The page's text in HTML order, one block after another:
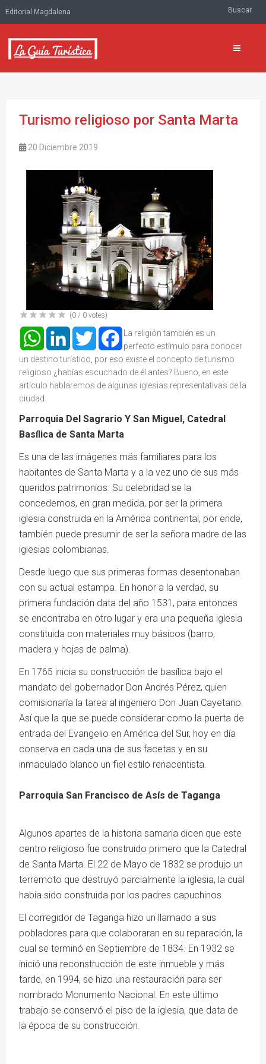
Editorial Magdalena Buscar
Turismo religioso por Santa Marta
20 Diciembre 2019
(0 / 0 votes)
WhatsAppLinkedInTwitter Facebook
La religión también es un
perfecto estímulo para conocer
un destino turístico, por eso existe el concepto de turismo
religioso ¿habías escuchado de él antes? Bueno, en este
artículo hablaremos de algunas iglesias representativas de la
ciudad.
Parroquia Del Sagrario Y San Miguel, Catedral
Basílica de Santa Marta
Es una de las imágenes más familiares para los
habitantes de Santa Marta y a la vez uno de sus más
queridos patrimonios. Su celebridad se la
concedemos, en gran medida, por ser la primera
iglesia construida en la América continental, por ende,
también puede presumir de ser la señora madre de las
iglesias colombianas.
Desde luego que sus primeras formas desentonaban
con su actual estampa. En honor a la verdad, su
primera fundación data del año 1531, para entonces
se encontraba en otro lugar y era una pequeña iglesia
constituida con materiales muy básicos (barro,
madera y hojas de palma).
En 1765 inicia su construcción de basílica bajo el
mandato del gobernador Don Andrés Pérez, quien
comisionaría la tarea al ingeniero Don Juan Cayetano.
Así que la que se puede considerar como la puerta de
entrada del Evangelio en América del Sur, hoy en día
conserva en cada una de sus facetas y en su
inmaculado blanco un fiel estilo renacentista.
Parroquia San Francisco de Asís de Taganga
Algunos apartes de la historia samaria dicen que este
centro religioso fue construido primero que la Catedral
de Santa Marta. El 22 de Mayo de 1832 se produjo un
terremoto que destruyó parcialmente la iglesia, la cual
había sido construida por los padres capuchinos.
El corregidor de Taganga hizo un llamado a sus
pobladores para que colaboraran en su reparación, la
cual se terminó en Septiembre de 1834. En 1932 se
inició una reconstrucción de este inmueble y más
tarde, en 1994, se hizo una restauración para ser
nombrado Monumento Nacional. En este último
trabajo se conservó el piso de la iglesia, que data de
la época de su construcción.